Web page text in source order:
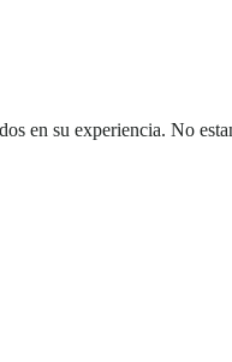
en su experiencia. No